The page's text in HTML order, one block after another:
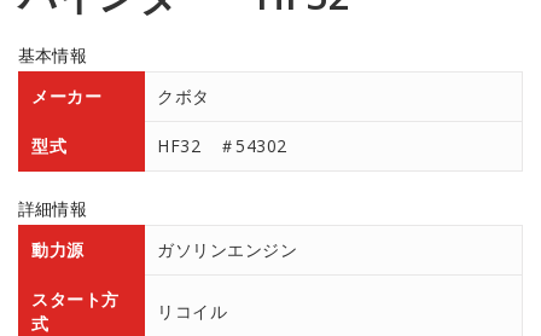
基本情報
メーカー
クボタ
型式 HF32 ＃54302
詳細情報
動力源
ガソリンエンジン
スタート方
式
リコイル